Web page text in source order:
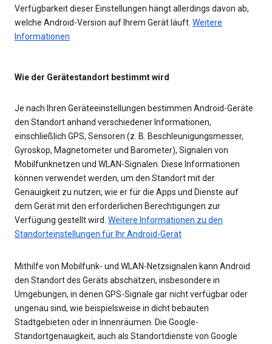
Verfügbarkeit dieser Einstellungen hängt allerdings davon ab,
welche Android-Version auf Ihrem Gerät läuft. Weitere
Informationen
Wie der Gerätestandort bestimmt wird
Je nach Ihren Geräteeinstellungen bestimmen Android-Geräte
den Standort anhand verschiedener Informationen,
einschließlich GPS, Sensoren (z. B. Beschleunigungsmesser,
Gyroskop, Magnetometer und Barometer), Signalen von
Mobilfunknetzen und WLAN-Signalen. Diese Informationen
können verwendet werden, um den Standort mit der
Genauigkeit zu nutzen, wie er für die Apps und Dienste auf
dem Gerät mit den erforderlichen Berechtigungen zur
Verfügung gestellt wird. Weitere Informationen zu den
Standorteinstellungen für Ihr Android-Gerät
Mithilfe von Mobilfunk- und WLAN-Netzsignalen kann Android
den Standort des Geräts abschätzen, insbesondere in
Umgebungen, in denen GPS-Signale gar nicht verfügbar oder
ungenau sind, wie beispielsweise in dicht bebauten
Stadtgebieten oder in Innenräumen. Die Google-
Standortgenauigkeit, auch als Standortdienste von Google